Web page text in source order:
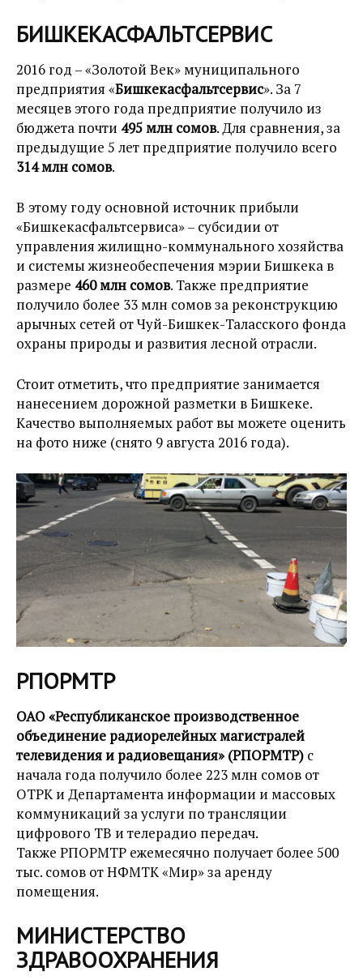
БИШКЕКАСФАЛЬТСЕРВИС
2016 год – «Золотой Век» муниципального
предприятия «Бишкекасфальтсервис». За 7
месяцев этого года предприятие получило из
бюджета почти 495 млн сомов. Для сравнения, за
предыдущие 5 лет предприятие получило всего
314 млн сомов.
В этому году основной источник прибыли
«Бишкекасфальтсервиса» – субсидии от
управления жилищно-коммунального хозяйства
и системы жизнеобеспечения мэрии Бишкека в
размере 460 млн сомов. Также предприятие
получило более 33 млн сомов за реконструкцию
арычных сетей от Чуй-Бишкек-Таласского фонда
охраны природы и развития лесной отрасли.
Стоит отметить, что предприятие занимается
нанесением дорожной разметки в Бишкеке.
Качество выполняемых работ вы можете оценить
на фото ниже (снято 9 августа 2016 года).
РПОРМТР
ОАО «Республиканское производственное
объединение радиорелейных магистралей
телевидения и радиовещания» (РПОРМТР) с
начала года получило более 223 млн сомов от
ОТРК и Департамента информации и массовых
коммуникаций за услуги по трансляции
цифрового ТВ и телерадио передач.
Также РПОРМТР ежемесячно получает более 500
тыс. сомов от НФМТК «Мир» за аренду
помещения.
МИНИСТЕРСТВО
ЗДРАВООХРАНЕНИЯ